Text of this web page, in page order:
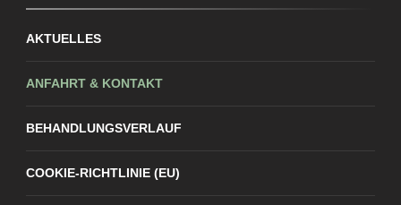
AKTUELLES
ANFAHRT & KONTAKT
BEHANDLUNGSVERLAUF
COOKIE-RICHTLINIE (EU)